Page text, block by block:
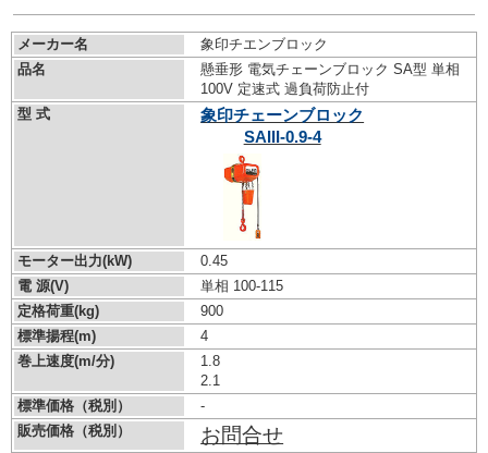
メーカー名
象印チエンブロック
品名
懸垂形 電気チェーンブロック SA型 単相
100V 定速式 過負荷防止付
型 式
象印チェーンブロック
SAIII-0.9-4
モーター出力(kW)
0.45
電 源(V)
単相 100-115
定格荷重(kg)
900
標準揚程(m)
4
巻上速度(m/分)
1.8
2.1
標準価格（税別）
-
販売価格（税別）
お問合せ